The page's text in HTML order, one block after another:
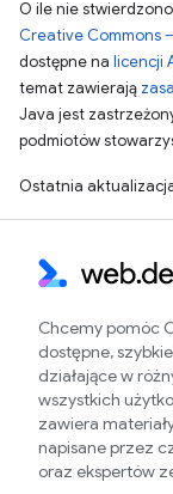
O ile nie
Creative Commons
dostępne na licencji
temat zawierają
Java jest
podmiotów
Ostatnia
Chcemy pomóc
dostępne,
działające w
wszystkich
zawiera
napisane przez
oraz ekspertów